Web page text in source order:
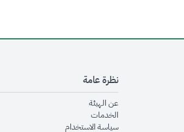
نظرة عامة
عن الهيئةopens in new window
الخدماتopens in new window
سياسة الاستخدام